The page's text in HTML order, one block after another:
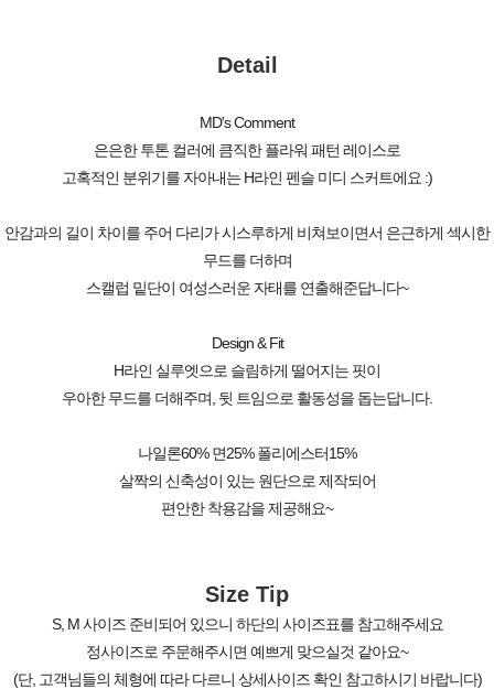
Detail
MD's Comment
은은한 투톤 컬러에 큼직한 플라워 패턴 레이스로
고혹적인 분위기를 자아내는 H라인 펜슬 미디 스커트에요 :)
안감과의 길이 차이를 주어 다리가 시스루하게 비쳐보이면서 은근하게 섹시한
무드를 더하며
스캘럽 밑단이 여성스러운 자태를 연출해준답니다~
Design & Fit
H라인 실루엣으로 슬림하게 떨어지는 핏이
우아한 무드를 더해주며, 뒷 트임으로 활동성을 돕는답니다.
나일론60% 면25% 폴리에스터15%
살짝의 신축성이 있는 원단으로 제작되어
편안한 착용감을 제공해요~
Size Tip
S, M 사이즈 준비되어 있으니 하단의 사이즈표를 참고해주세요
정사이즈로 주문해주시면 예쁘게 맞으실것 같아요~
(단, 고객님들의 체형에 따라 다르니 상세사이즈 확인 참고하시기 바랍니다)